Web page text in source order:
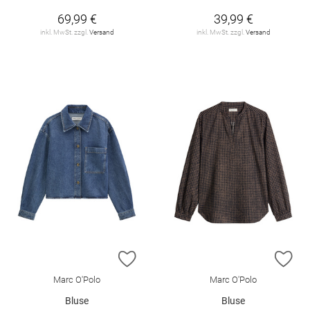
69,99 €
inkl. MwSt. zzgl. Versand
39,99 €
inkl. MwSt. zzgl. Versand
ZUR WUNSCHLISTE HINZUFÜGEN
Marc O'Polo
Bluse
Marc O'Polo
Bluse